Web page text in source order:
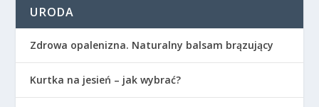
URODA
Zdrowa opalenizna. Naturalny balsam brązujący
Kurtka na jesień – jak wybrać?